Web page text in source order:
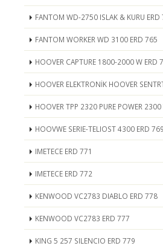
FANTOM WD-2750 ISLAK & KURU ERD
FANTOM WORKER WD 3100 ERD 765
HOOVER CAPTURE 1800-2000 W ERD
HOOVER ELEKTRONİK HOOVER
HOOVER TPP 2320 PURE POWER
HOOVWE SERIE-TELIOST 4300 ERD 769
IMETECE ERD 771
IMETECE ERD 772
KENWOOD VC2783 DIABLO ERD 778
KENWOOD VC2783 ERD 777
KING 5 257 SILENCIO ERD 779